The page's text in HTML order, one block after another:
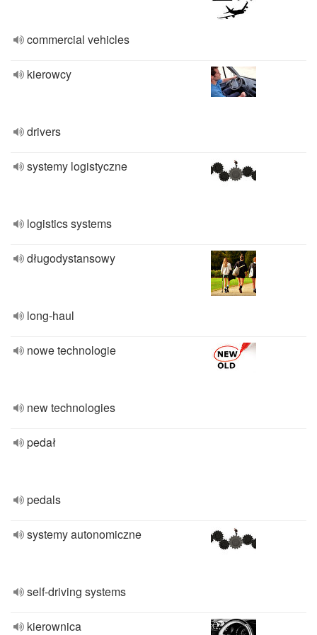
commercial vehicles
kierowcy
drivers
systemy logistyczne
logistics systems
długodystansowy
long-haul
nowe technologie
new technologies
pedał
pedals
systemy autonomiczne
self-driving systems
kierownica